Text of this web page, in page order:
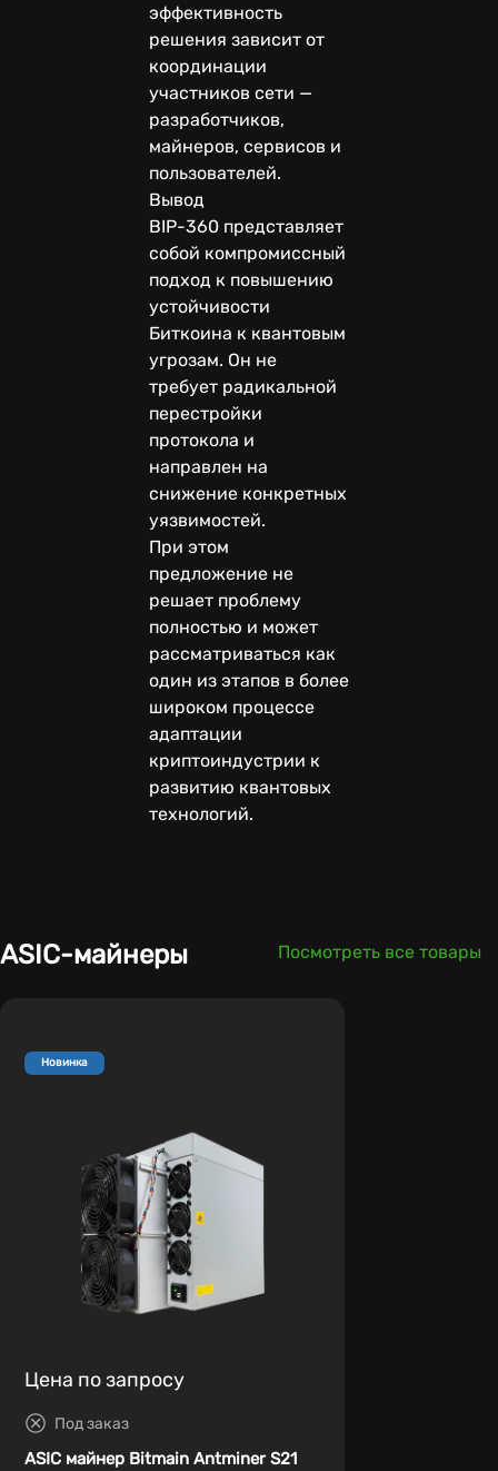
эффективность
решения зависит от
координации
участников сети —
разработчиков,
майнеров, сервисов и
пользователей.
Вывод
BIP-360 представляет
собой компромиссный
подход к повышению
устойчивости
Биткоина к квантовым
угрозам. Он не
требует радикальной
перестройки
протокола и
направлен на
снижение конкретных
уязвимостей.
При этом
предложение не
решает проблему
полностью и может
рассматриваться как
один из этапов в более
широком процессе
адаптации
криптоиндустрии к
развитию квантовых
технологий.
ASIC-майнеры Посмотреть все товары
Новинка
Цена по запросу
Под заказ
ASIC майнер Bitmain Antminer S21